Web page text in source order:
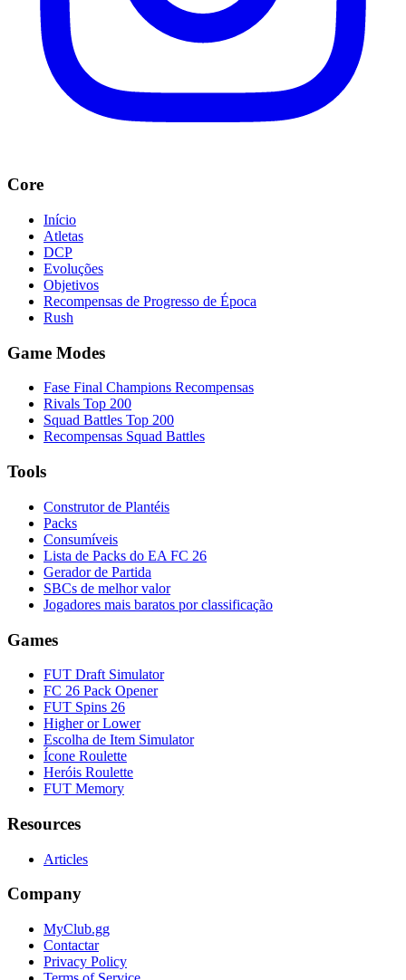
Core
Início
Atletas
DCP
Evoluções
Objetivos
Recompensas de Progresso de Época
Rush
Game Modes
Fase Final Champions Recompensas
Rivals Top 200
Squad Battles Top 200
Recompensas Squad Battles
Tools
Construtor de Plantéis
Packs
Consumíveis
Lista de Packs do EA FC 26
Gerador de Partida
SBCs de melhor valor
Jogadores mais baratos por classificação
Games
FUT Draft Simulator
FC 26 Pack Opener
FUT Spins 26
Higher or Lower
Escolha de Item Simulator
Ícone Roulette
Heróis Roulette
FUT Memory
Resources
Articles
Company
MyClub.gg
Contactar
Privacy Policy